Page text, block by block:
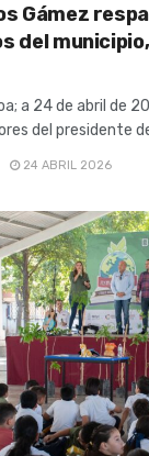
Gámez
del
a 24 de abril de
del presidente
24 ABRIL 2026